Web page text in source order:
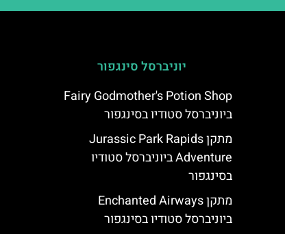
יוניברסל סינגפור
Fairy Godmother's Potion Shop
ביוניברסל סטודיו בסינגפור
מתקן Jurassic Park Rapids
Adventure ביוניברסל סטודיו
בסינגפור
מתקן Enchanted Airways
ביוניברסל סטודיו בסינגפור